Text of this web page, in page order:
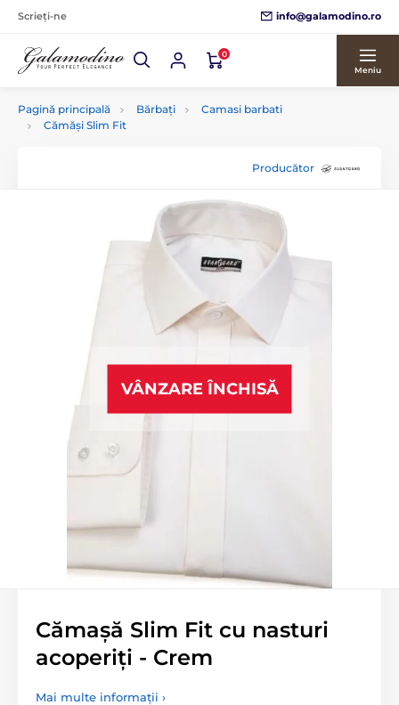
Scrieți-ne info@galamodino.ro
0
Meniu
Pagină principală Bărbați
Camasi barbati
Cămăși Slim Fit
Producător
VÂNZARE ÎNCHISĂ
Cămașă Slim Fit cu nasturi
acoperiți - Crem
Mai multe informații ›